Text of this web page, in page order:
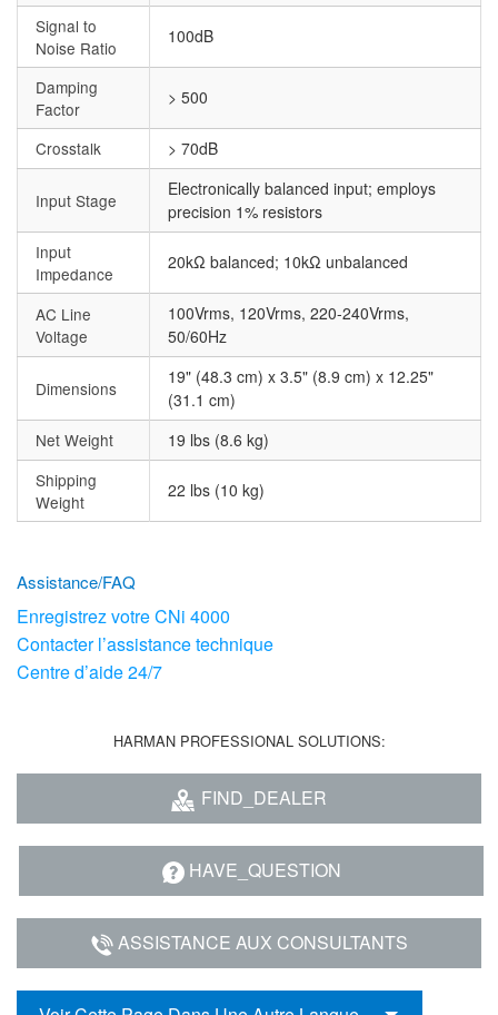
Signal to
Noise Ratio
100dB
Damping
Factor
> 500
Crosstalk > 70dB
Input Stage
Electronically balanced input; employs
precision 1% resistors
Input
Impedance
20kΩ balanced; 10kΩ unbalanced
AC Line
Voltage
100Vrms, 120Vrms, 220-240Vrms,
50/60Hz
Dimensions
19" (48.3 cm) x 3.5" (8.9 cm) x 12.25"
(31.1 cm)
Net Weight
19 lbs (8.6 kg)
Shipping
Weight
22 lbs (10 kg)
Assistance/FAQ
Enregistrez votre CNi 4000
Contacter l’assistance technique
Centre d’aide 24/7
HARMAN PROFESSIONAL SOLUTIONS:
FIND_DEALER
HAVE_QUESTION
ASSISTANCE AUX CONSULTANTS